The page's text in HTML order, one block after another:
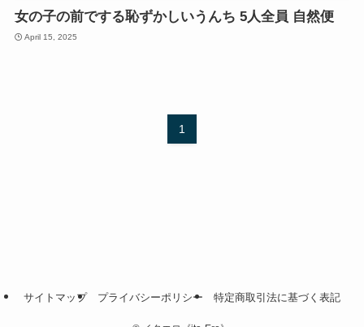
女の子の前でする恥ずかしいうんち 5人全員 自然便
April 15, 2025
1
サイトマップ プライバシーポリシー 特定商取引法に基づく表記